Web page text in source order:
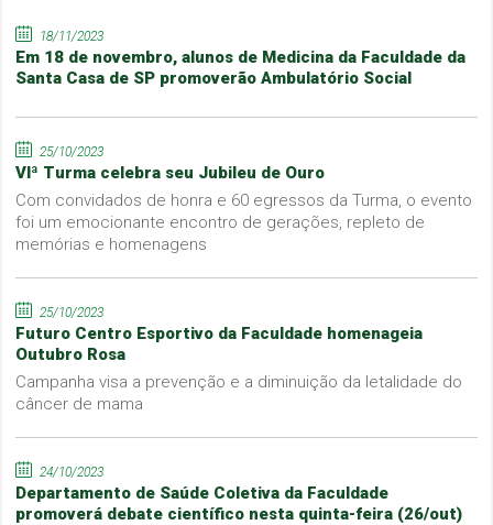
18/11/2023
Em 18 de novembro, alunos de Medicina da Faculdade da
Santa Casa de SP promoverão Ambulatório Social
25/10/2023
VIª Turma celebra seu Jubileu de Ouro
Com convidados de honra e 60 egressos da Turma, o evento
foi um emocionante encontro de gerações, repleto de
memórias e homenagens
25/10/2023
Futuro Centro Esportivo da Faculdade homenageia
Outubro Rosa
Campanha visa a prevenção e a diminuição da letalidade do
câncer de mama
24/10/2023
Departamento de Saúde Coletiva da Faculdade
promoverá debate científico nesta quinta-feira (26/out)